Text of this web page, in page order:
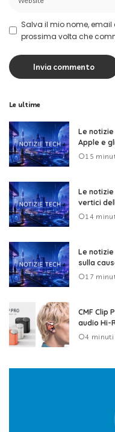
Salva il mio nome, email
prossima volta che
Le ultime
Le
Apple e
15
Le
vertici
14
Le
sulla
17
CMF Clip
audio Hi-
4 minuti